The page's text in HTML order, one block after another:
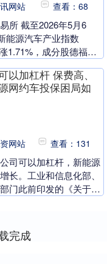
网站 查看：68
所 截至2026年5月6
能源汽车产业指数
1.71%，成分股德福科
以加杠杆 保费高、
网约车投保困局如
网站 查看：131
司可以加杠杆，新能源
长。工业和信息化部、
门此前印发的《关于组
完成